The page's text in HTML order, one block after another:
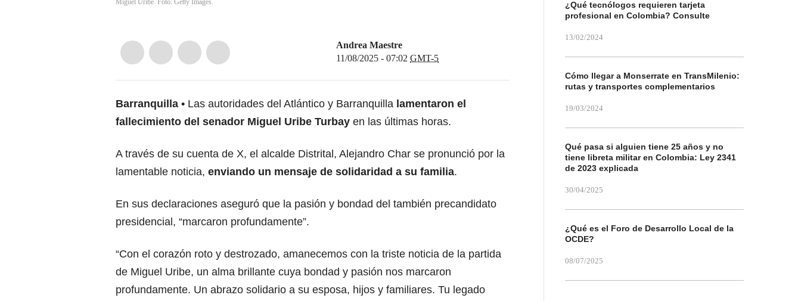
Miguel Uribe. Foto: Getty Images.
Andrea Maestre
11/08/2025 - 07:02 GMT-5
Barranquilla Las autoridades del Atlántico y Barranquilla lamentaron el
fallecimiento del senador Miguel Uribe Turbay en las últimas horas.
A través de su cuenta de X, el alcalde Distrital, Alejandro Char se pronunció por la
lamentable noticia, enviando un mensaje de solidaridad a su familia.
En sus declaraciones aseguró que la pasión y bondad del también precandidato
presidencial, “marcaron profundamente”.
“Con el corazón roto y destrozado, amanecemos con la triste noticia de la partida
de Miguel Uribe, un alma brillante cuya bondad y pasión nos marcaron
profundamente. Un abrazo solidario a su esposa, hijos y familiares. Tu legado
¿Qué tecnólogos requieren tarjeta
profesional en Colombia? Consulte
13/02/2024
Cómo llegar a Monserrate en TransMilenio:
rutas y transportes complementarios
19/03/2024
Qué pasa si alguien tiene 25 años y no
tiene libreta militar en Colombia: Ley 2341
de 2023 explicada
30/04/2025
¿Qué es el Foro de Desarrollo Local de la
OCDE?
08/07/2025